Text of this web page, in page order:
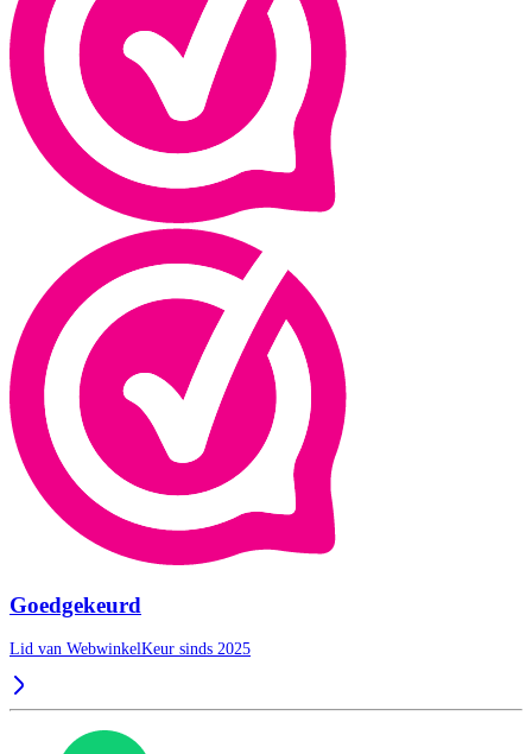
Goedgekeurd
Lid van WebwinkelKeur sinds 2025